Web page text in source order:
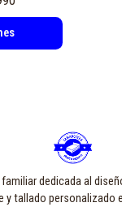
dedicada al
y tallado personalizado